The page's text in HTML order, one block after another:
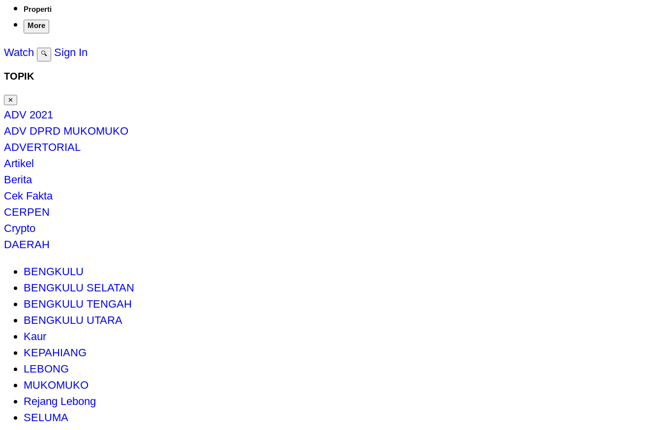
Properti
More
Watch 🔍 Sign In
TOPIK
✕
ADV 2021
ADV DPRD MUKOMUKO
ADVERTORIAL
Artikel
Berita
Cek Fakta
CERPEN
Crypto
DAERAH
BENGKULU
BENGKULU SELATAN
BENGKULU TENGAH
BENGKULU UTARA
Kaur
KEPAHIANG
LEBONG
MUKOMUKO
Rejang Lebong
SELUMA